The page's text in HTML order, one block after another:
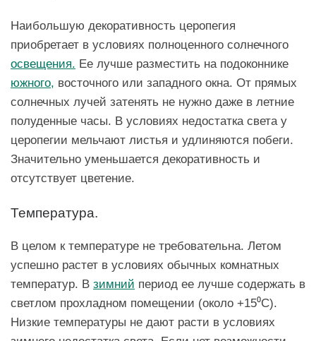
Наибольшую декоративность церопегия
приобретает в условиях полноценного солнечного
освещения. Ее лучше разместить на подоконнике
южного, восточного или западного окна. От прямых
солнечных лучей затенять не нужно даже в летние
полуденные часы. В условиях недостатка света у
церопегии мельчают листья и удлиняются побеги.
Значительно уменьшается декоративность и
отсутствует цветение.
Температура.
В целом к температуре не требовательна. Летом
успешно растет в условиях обычных комнатных
температур. В зимний период ее лучше содержать в
светлом прохладном помещении (около +15⁰C).
Низкие температуры не дают расти в условиях